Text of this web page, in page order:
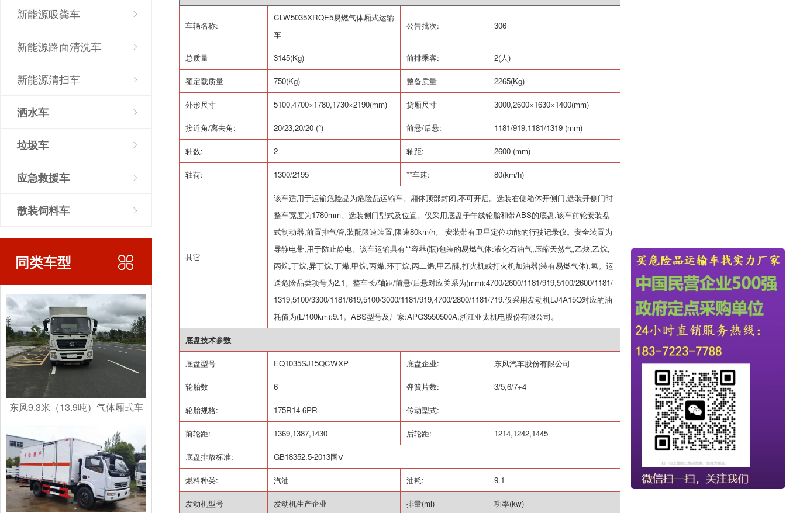
新能源吸粪车
新能源路面清洗车
新能源清扫车
洒水车
垃圾车
应急救援车
散装饲料车
同类车型
东风9.3米（13.9吨）气体厢式车
车辆名称:
CLW5035XRQE5易燃气体厢式运输
车
公告批次: 306
总质量 3145(Kg) 前排乘客: 2(人)
额定载质量 750(Kg) 整备质量 2265(Kg)
外形尺寸 5100,4700×1780,1730×2190(mm) 货厢尺寸 3000,2600×1630×1400(mm)
接近角/离去角: 20/23,20/20 (°) 前悬/后悬: 1181/919,1181/1319 (mm)
轴数: 2 轴距: 2600 (mm)
轴荷: 1300/2195 **车速: 80(km/h)
其它
该车适用于运输危险品为危险品运输车。厢体顶部封闭,不可开启。选装右侧箱体开侧门,选装开侧门时
整车宽度为1780mm。选装侧门型式及位置。仅采用底盘子午线轮胎和带ABS的底盘,该车前轮安装盘
式制动器,前置排气管,装配限速装置,限速80km/h。 安装带有卫星定位功能的行驶记录仪。安全装置为
导静电带,用于防止静电。该车运输具有**容器(瓶)包装的易燃气体:液化石油气,压缩天然气,乙炔,乙烷,
丙烷,丁烷,异丁烷,丁烯,甲烷,丙烯,环丁烷,丙二烯,甲乙醚,打火机或打火机加油器(装有易燃气体),氢。运
送危险品类项号为2.1。整车长/轴距/前悬/后悬对应关系为(mm):4700/2600/1181/919,5100/2600/1181/
1319,5100/3300/1181/619,5100/3000/1181/919,4700/2800/1181/719.仅采用发动机LJ4A15Q对应的油
耗值为(L/100km):9.1。 ABS型号及厂家:APG3550500A,浙江亚太机电股份有限公司。
底盘技术参数
底盘型号 EQ1035SJ15QCWXP 底盘企业: 东风汽车股份有限公司
轮胎数 6 弹簧片数: 3/5,6/7+4
轮胎规格: 175R14 6PR 传动型式:
前轮距: 1369,1387,1430 后轮距: 1214,1242,1445
底盘排放标准: GB18352.5-2013国Ⅴ
燃料种类: 汽油 油耗: 9.1
发动机型号 发动机生产企业 排量(ml) 功率(kw)